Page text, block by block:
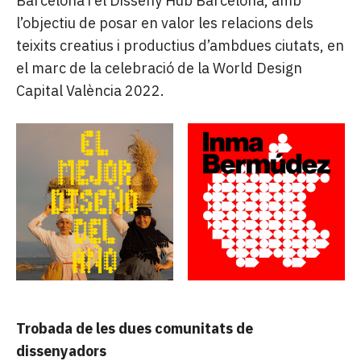
l’objectiu de posar en valor les relacions dels
teixits creatius i productius d’ambdues ciutats, en
el marc de la celebració de la World Design
Capital València 2022.
Trobada de les dues comunitats de
dissenyadors